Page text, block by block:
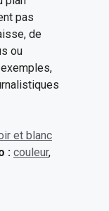
pas
de
ou
et blanc
: couleur,